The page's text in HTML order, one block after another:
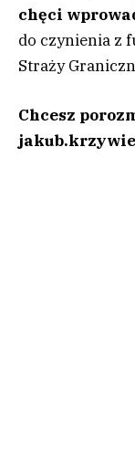
chęci
do czynienia z
Straży
Chcesz